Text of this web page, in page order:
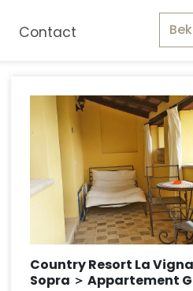
Contact
Country Resort La
Sopra ＞ Appartement